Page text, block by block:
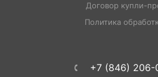
Договор купли-
Политика
+7 (846) 206-